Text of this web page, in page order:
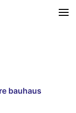
bauhaus